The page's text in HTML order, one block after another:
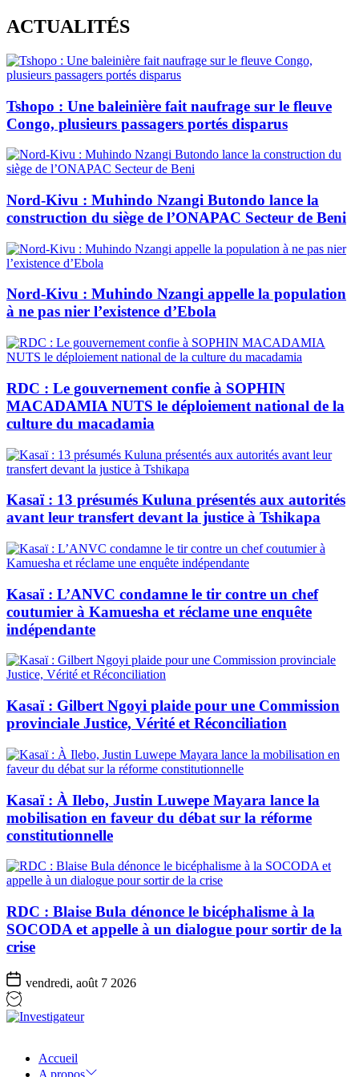
Skip
to
content
ACTUALITÉS
Tshopo : Une baleinière fait naufrage sur le fleuve
Congo, plusieurs passagers portés disparus
Nord-Kivu : Muhindo Nzangi Butondo lance la
construction du siège de l’ONAPAC Secteur de Beni
Nord-Kivu : Muhindo Nzangi appelle la population
à ne pas nier l’existence d’Ebola
RDC : Le gouvernement confie à SOPHIN
MACADAMIA NUTS le déploiement national de la
culture du macadamia
Kasaï : 13 présumés Kuluna présentés aux autorités
avant leur transfert devant la justice à Tshikapa
Kasaï : L’ANVC condamne le tir contre un chef
coutumier à Kamuesha et réclame une enquête
indépendante
Kasaï : Gilbert Ngoyi plaide pour une Commission
provinciale Justice, Vérité et Réconciliation
Kasaï : À Ilebo, Justin Luwepe Mayara lance la
mobilisation en faveur du débat sur la réforme
constitutionnelle
RDC : Blaise Bula dénonce le bicéphalisme à la
SOCODA et appelle à un dialogue pour sortir de la
crise
vendredi, août 7 2026
Accueil
A propos